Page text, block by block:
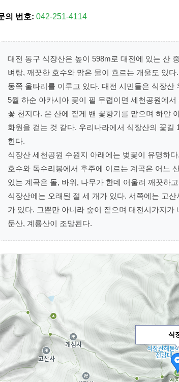
의 번호: 042-251-4114
대전 동구 식장산은 높이 598m로 대전에 있는 산
벼랑, 깨끗한 호수와 맑은 물이 흐르는 개울도 있
동쪽 울타리를 이루고 있다. 대전 시민들은 식장
5월 하순 아카시아 꽃이 필 무렵이면 세천공원에
꽃 천지다. 온 산에 짙게 밴 꽃향기를 맡으며 하얀
화원을 걷는 것 같다. 우리나라에서 식장산의 꽃
힌다.
식장산 세천공원 수원지 아래에는 벚꽃이 유명하
호수와 독수리봉에서 후주에 이르는 계곡은 어느
있는 계곡은 돌, 바위, 나무가 한데 어울려 깨끗하
식장산에는 오래된 절 세 개가 있다. 서쪽에는 고
가 있다. 그뿐만 아니라 숲이 짙으며 대전시가지
둔산, 계룡산이 조망된다.
식